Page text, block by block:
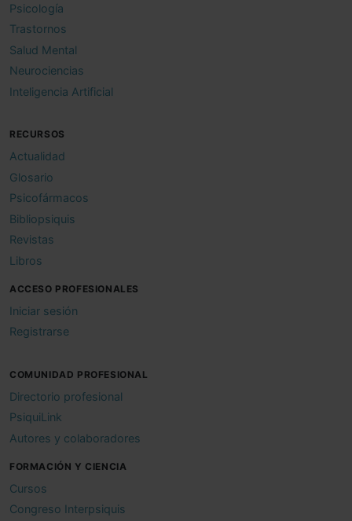
Psicología
Trastornos
Salud Mental
Neurociencias
Inteligencia Artificial
RECURSOS
Actualidad
Glosario
Psicofármacos
Bibliopsiquis
Revistas
Libros
ACCESO PROFESIONALES
Iniciar sesión
Registrarse
COMUNIDAD PROFESIONAL
Directorio profesional
PsiquiLink
Autores y colaboradores
FORMACIÓN Y CIENCIA
Cursos
Congreso Interpsiquis